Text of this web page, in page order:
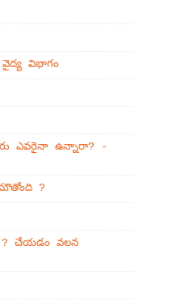
విభాగం
ఎవరైనా ఉన్నారా? -
?
చేయడం వలన